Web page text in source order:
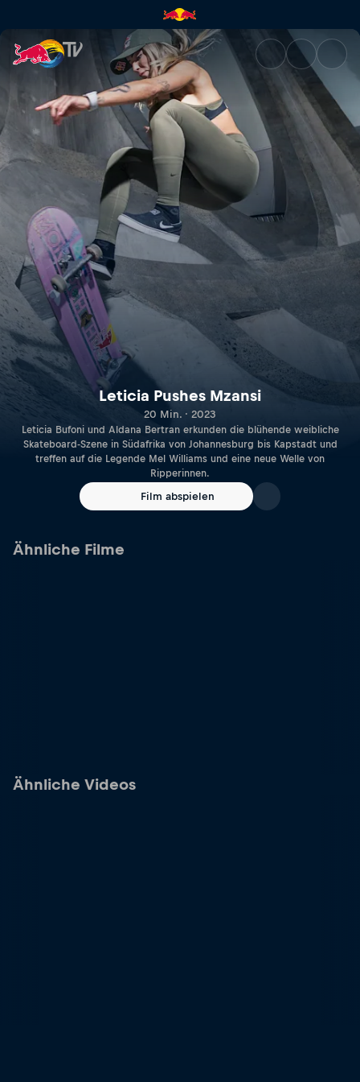
Leticia Pushes Mzansi | Red
Leticia Pushes Mzansi
20 Min. · 2023
Leticia Bufoni und Aldana Bertran erkunden die blühende weibliche
Skateboard-Szene in Südafrika von Johannesburg bis Kapstadt und
treffen auf die Legende Mel Williams und eine neue Welle von
Ripperinnen.
Film abspielen
Ähnliche Filme
Ähnliche Videos